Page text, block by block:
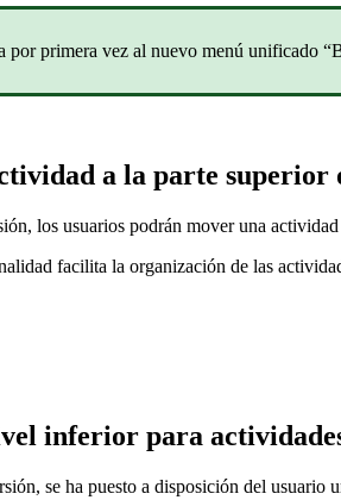
por primera vez al nuevo menú unificado
a la parte superior
los usuarios podrán mover una
facilita la organización de las
inferior para
se ha puesto a disposición del